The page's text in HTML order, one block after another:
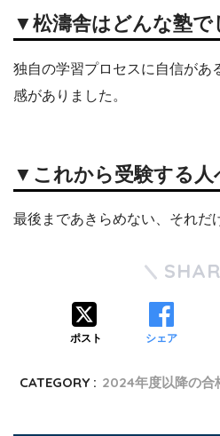
▼松濤舎はどんな塾で
独自の学習プロセスに自信があ
感がありました。
▼これから受験する人
最後まであきらめない、それだ
ポスト シェア
CATEGORY : 2024年度以降の合